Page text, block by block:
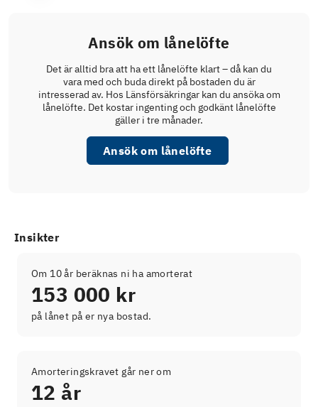
Ansök om lånelöfte
Det är alltid bra att ha ett lånelöfte klart – då kan du
vara med och buda direkt på bostaden du är
intresserad av. Hos Länsförsäkringar kan du ansöka om
lånelöfte. Det kostar ingenting och godkänt lånelöfte
gäller i tre månader.
Ansök om lånelöfte
Insikter
Om 10 år beräknas ni ha amorterat
153 000 kr
på lånet på er nya bostad.
Amorteringskravet går ner om
12 år